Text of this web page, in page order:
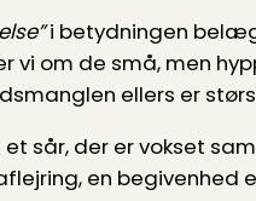
i betydningen
vi om de små, men
ellers er
sår, der er vokset
en begivenhed